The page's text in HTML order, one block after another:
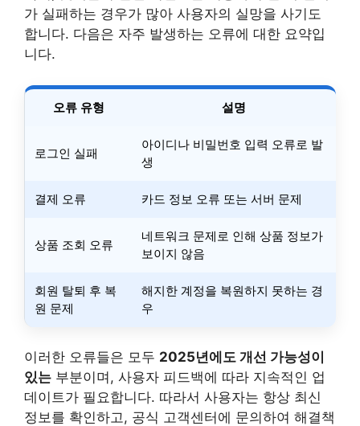
가 실패하는 경우가 많아 사용자의 실망을 사기도
합니다. 다음은 자주 발생하는 오류에 대한 요약입
니다.
오류 유형 설명
로그인 실패
아이디나 비밀번호 입력 오류로 발
생
결제 오류 카드 정보 오류 또는 서버 문제
상품 조회 오류
네트워크 문제로 인해 상품 정보가
보이지 않음
회원 탈퇴 후 복
원 문제
해지한 계정을 복원하지 못하는 경
우
이러한 오류들은 모두 2025년에도 개선 가능성이
있는 부분이며, 사용자 피드백에 따라 지속적인 업
데이트가 필요합니다. 따라서 사용자는 항상 최신
정보를 확인하고, 공식 고객센터에 문의하여 해결책